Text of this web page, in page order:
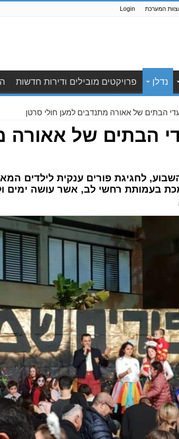
צוות המערכת Login
נדלן פרויקטים מובילים ודירות חדשות
הבתים של אאורה מתנדבים למען חולי סרטן
הבתים של אאורה
לחגיגת פורים ענקית לילדים
בעמותת רחשי לב, אשר עושה ימים